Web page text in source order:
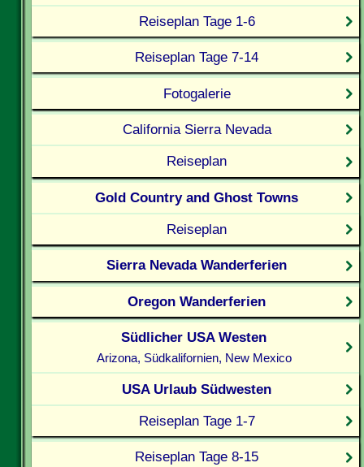
Reiseplan Tage 1-6
Reiseplan Tage 7-14
Fotogalerie
California Sierra Nevada
Reiseplan
Gold Country and Ghost Towns
Reiseplan
Sierra Nevada Wanderferien
Oregon Wanderferien
Südlicher USA Westen
Arizona, Südkalifornien, New Mexico
USA Urlaub Südwesten
Reiseplan Tage 1-7
Reiseplan Tage 8-15